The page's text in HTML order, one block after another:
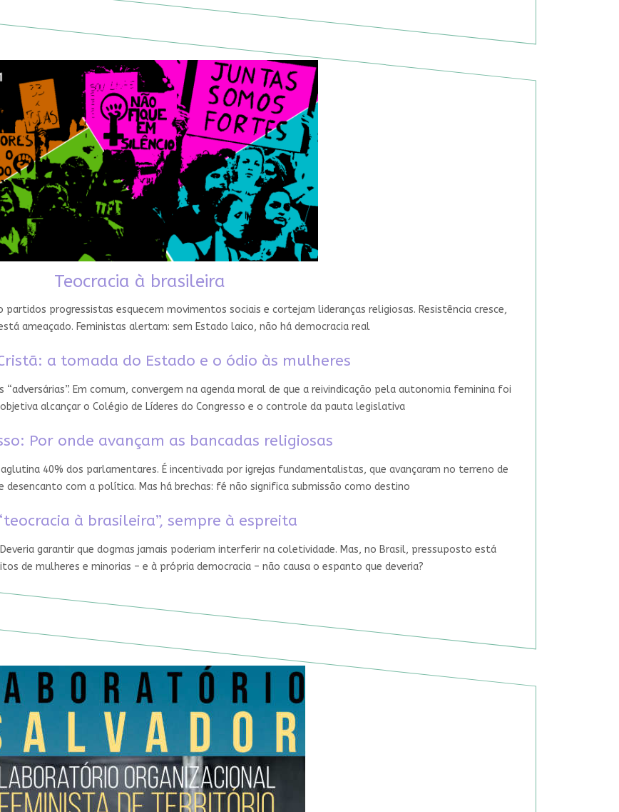
Teocracia à brasileira
partidos progressistas esquecem movimentos sociais e cortejam lideranças religiosas. Resistência cresce,
ameaçado. Feministas alertam: sem Estado laico, não há democracia real
a tomada do Estado e o ódio às mulheres
Em comum, convergem na agenda moral de que a reivindicação pela autonomia feminina foi
alcançar o Colégio de Líderes do Congresso e o controle da pauta legislativa
Por onde avançam as bancadas religiosas
40% dos parlamentares. É incentivada por igrejas fundamentalistas, que avançaram no terreno de
desencanto com a política. Mas há brechas: fé não significa submissão como destino
à brasileira”, sempre à espreita
garantir que dogmas jamais poderiam interferir na coletividade. Mas, no Brasil, pressuposto está
de mulheres e minorias – e à própria democracia – não causa o espanto que deveria?